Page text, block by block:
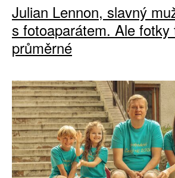
Julian Lennon, slavný
s fotoaparátem. Ale
průměrné